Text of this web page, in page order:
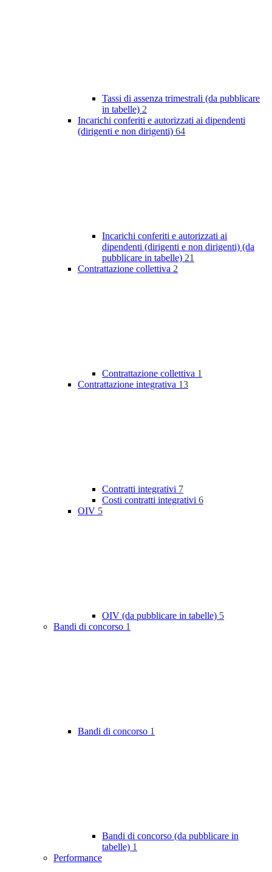
Tassi di assenza trimestrali (da pubblicare
in tabelle) 2
Incarichi conferiti e autorizzati ai dipendenti
(dirigenti e non dirigenti) 64
Incarichi conferiti e autorizzati ai
dipendenti (dirigenti e non dirigenti) (da
pubblicare in tabelle) 21
Contrattazione collettiva 2
Contrattazione collettiva 1
Contrattazione integrativa 13
Contratti integrativi 7
Costi contratti integrativi 6
OIV 5
OIV (da pubblicare in tabelle) 5
Bandi di concorso 1
Bandi di concorso 1
Bandi di concorso (da pubblicare in
tabelle) 1
Performance